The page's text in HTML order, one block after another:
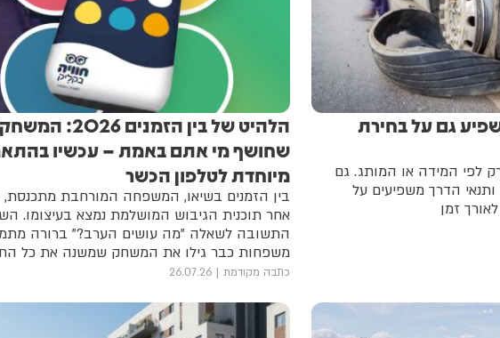
גם על בחירת
לפי המידה או המותג. גם
ותנאי הדרך משפיעים על
זמן
הלהיט של בין הזמנים 2026: המשחק
שחושף מי אתם באמת – עכשיו
מיוחדת לטלפון הכשר
בין הזמנים בשיאו, המשפחה המורחבת מתכנסת,
אחר תוכנית הגיבוש המושלמת נמצא בעיצומו.
התשובה לשאלה "מה עושים הערב?" ברורה
משפחות כבר גילו את המשחק שמשנה את כל
ולוקח את כולם למסע מפתיע אל תוך עצמם
כתבה מקודמת 26.07.26